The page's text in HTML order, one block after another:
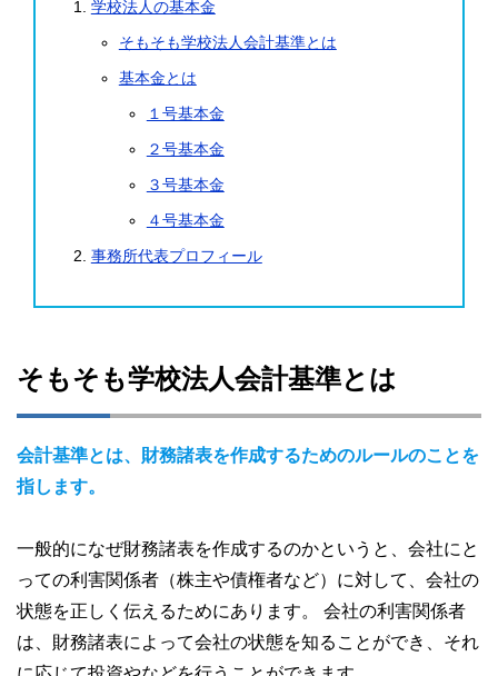
学校法人の基本金
そもそも学校法人会計基準とは
基本金とは
１号基本金
２号基本金
３号基本金
４号基本金
事務所代表プロフィール
そもそも学校法人会計基準とは
会計基準とは、財務諸表を作成するためのルールのことを
指します。
一般的になぜ財務諸表を作成するのかというと、会社にと
っての利害関係者（株主や債権者など）に対して、会社の
状態を正しく伝えるためにあります。 会社の利害関係者
は、財務諸表によって会社の状態を知ることができ、それ